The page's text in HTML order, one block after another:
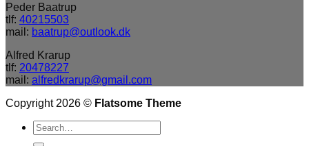
Peder Baatrup
tlf: 40215503
mail: baatrup@outlook.dk
Alfred Krarup
tlf: 20478227
mail: alfredkrarup@gmail.com
Copyright 2026 © Flatsome Theme